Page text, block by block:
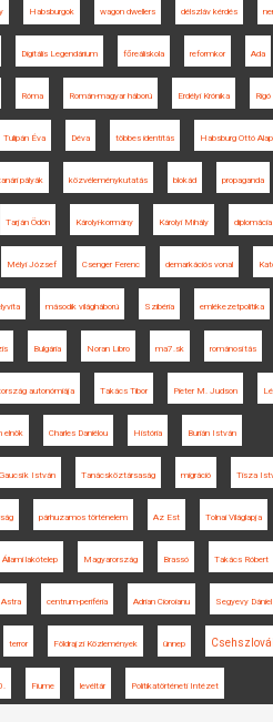
Habsburgok wagon dwellers délszláv kérdés
Digitális Legendárium főreáliskola reformkor Ada
Róma Román-magyar háború Erdélyi Krónika
Tulipán Éva Déva többes identitás Habsburg Ottó
pályák közvéleménykutatás blokád propaganda
Tarján Ödön Károlyi-kormány Károlyi Mihály diplomácia
Mélyi József Csenger Ferenc demarkációs vonal
második világháború Szibéria emlékezetpolitika
Bulgária Noran Libro ma7.sk románosítás
autonómiája Takács Tibor Pieter M. Judson
elnök Charles Daniélou História Burián István
Gaucsík István Tanácsköztársaság migráció Tisza
párhuzamos történelem Az Est Tolnai Világlapja
Állami lakótelep Magyarország Brassó Takács Róbert
Astra centrum-periféria Adrian Cioroianu Segyevy Dániel
terror Földrajzi Közlemények ünnep
Fiume levéltár Politikatörténeti Intézet